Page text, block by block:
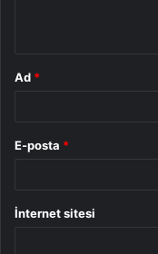
Ad *
E-posta *
İnternet sitesi